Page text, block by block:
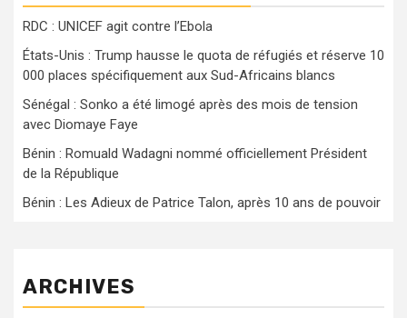
RDC : UNICEF agit contre l’Ebola
États-Unis : Trump hausse le quota de réfugiés et réserve 10
000 places spécifiquement aux Sud-Africains blancs
Sénégal : Sonko a été limogé après des mois de tension
avec Diomaye Faye
Bénin : Romuald Wadagni nommé officiellement Président
de la République
Bénin : Les Adieux de Patrice Talon, après 10 ans de pouvoir
ARCHIVES